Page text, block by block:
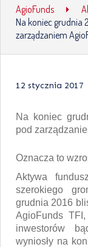
AgioFunds
Na koniec grudnia
zarządzaniem
12 stycznia 2017
Na koniec
pod
Oznacza to
Aktywa
szerokiego
grudnia 2016
AgioFunds
inwestorów
wyniosły na